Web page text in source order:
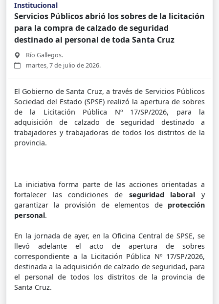
Institucional
Servicios Públicos abrió los sobres de la licitación
para la compra de calzado de seguridad
destinado al personal de toda Santa Cruz
Río Gallegos.
martes, 7 de julio de 2026.
El Gobierno de Santa Cruz, a través de Servicios Públicos
Sociedad del Estado (SPSE) realizó la apertura de sobres
de la Licitación Pública Nº 17/SP/2026, para la
adquisición de calzado de seguridad destinado a
trabajadores y trabajadoras de todos los distritos de la
provincia.
La iniciativa forma parte de las acciones orientadas a
fortalecer las condiciones de seguridad laboral y
garantizar la provisión de elementos de protección
personal.
En la jornada de ayer, en la Oficina Central de SPSE, se
llevó adelante el acto de apertura de sobres
correspondiente a la Licitación Pública Nº 17/SP/2026,
destinada a la adquisición de calzado de seguridad, para
el personal de todos los distritos de la provincia de
Santa Cruz.